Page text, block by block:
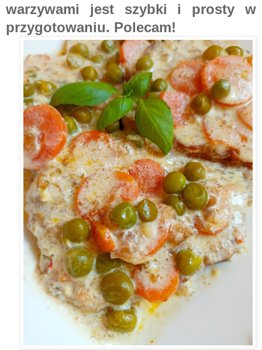
warzywami jest szybki i prosty w
przygotowaniu. Polecam!